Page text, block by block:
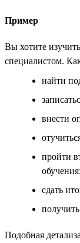
Пример
Вы хотите
специалистом.
найти
внести
пройти
обучения;
сдать
Подобная